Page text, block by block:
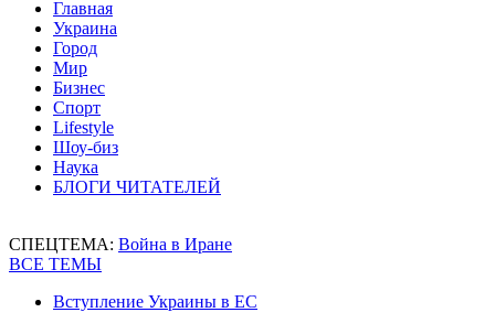
Главная
Украина
Город
Мир
Бизнес
Спорт
Lifestyle
Шоу-биз
Наука
БЛОГИ ЧИТАТЕЛЕЙ
СПЕЦТЕМА: Война в Иране
ВСЕ ТЕМЫ
Вступление Украины в ЕС